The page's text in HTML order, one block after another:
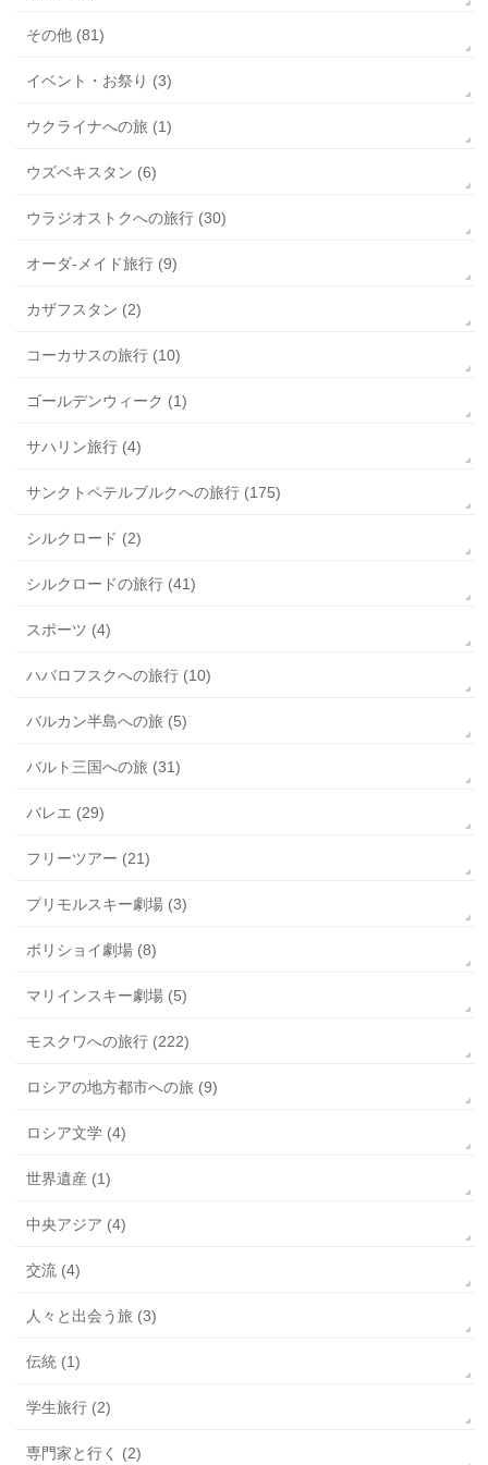
その他 (81)
イベント・お祭り (3)
ウクライナへの旅 (1)
ウズベキスタン (6)
ウラジオストクへの旅行 (30)
オーダ-メイド旅行 (9)
カザフスタン (2)
コーカサスの旅行 (10)
ゴールデンウィーク (1)
サハリン旅行 (4)
サンクトペテルブルクへの旅行 (175)
シルクロード (2)
シルクロードの旅行 (41)
スポーツ (4)
ハバロフスクへの旅行 (10)
バルカン半島への旅 (5)
バルト三国への旅 (31)
バレエ (29)
フリーツアー (21)
プリモルスキー劇場 (3)
ボリショイ劇場 (8)
マリインスキー劇場 (5)
モスクワへの旅行 (222)
ロシアの地方都市への旅 (9)
ロシア文学 (4)
世界遺産 (1)
中央アジア (4)
交流 (4)
人々と出会う旅 (3)
伝統 (1)
学生旅行 (2)
専門家と行く (2)